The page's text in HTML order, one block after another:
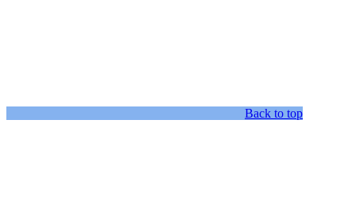
Back to top